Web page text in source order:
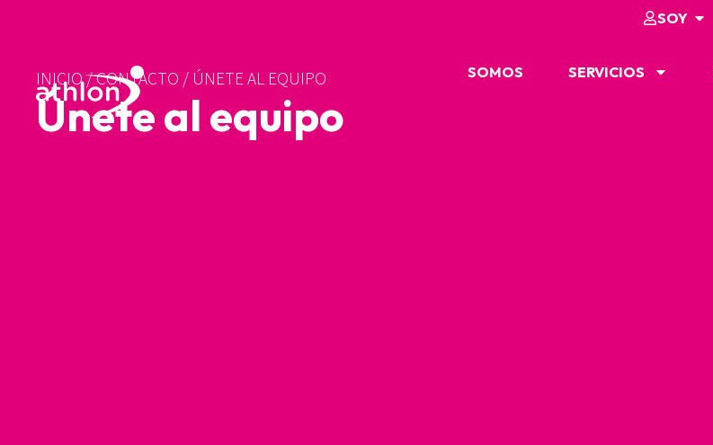
SOY
SOMOS SERVICIOS
INICIO/CONTACTO/ ÚNETE AL EQUIPO
Únete al equipo